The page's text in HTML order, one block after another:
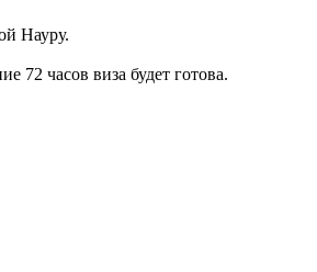
Науру.
72 часов виза будет готова.